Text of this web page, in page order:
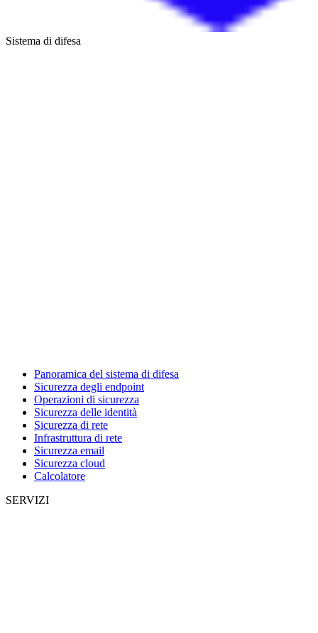
Sistema di difesa
Panoramica del sistema di difesa
Sicurezza degli endpoint
Operazioni di sicurezza
Sicurezza delle identità
Sicurezza di rete
Infrastruttura di rete
Sicurezza email
Sicurezza cloud
Calcolatore
SERVIZI